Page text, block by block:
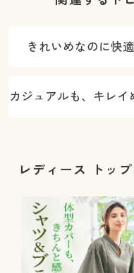
きれいめなのに快適
カジュアルも、キレイ
レディース トッ